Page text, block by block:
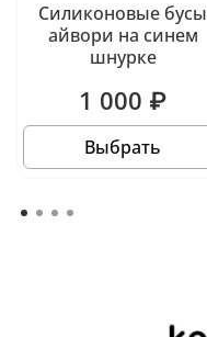
Силиконовые бусы
айвори на синем
шнурке
1 000 ₽
Выбрать